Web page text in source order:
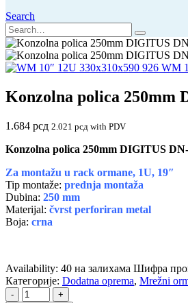
Search
WM
Konzolna polica 250mm
1.684 рсд 2.021 рсд with PDV
Konzolna polica 250mm DIGITUS
Za montažu u rack ormane, 1U, 19″
Tip montaže: prednja montaža
Dubina: 250 mm
Materijal: čvrst perforiran metal
Boja: crna
Availability: 40 на залихама Шифра
Категорије: Dodatna oprema, Mrežni
-
+